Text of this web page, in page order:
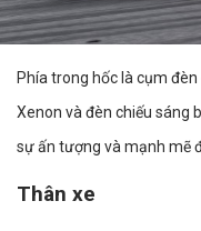
Phía trong hốc là cụm
Xenon và đèn chiếu sáng
sự ấn tượng và mạnh mẽ
Thân xe